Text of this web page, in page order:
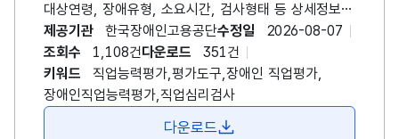
대상연령, 장애유형, 소요시간, 검사형태 등 상세정보
제공 * 온라인 직업심리검사: 오프라인(면대면)
형태로만 실시하던 검사를 시간과 공간의 제약 없이
활용할 수 있도록 온라인 형태로 구현한 검사입니다.
공단에서 개발한 직업심리검사 중 구직자 스스로
검사를 실시하고 결과를 확인할 수 있는 검사들을
제공기관 한국장애인고용공단수정일
2026-08-07
조회수
1,108건다운로드
351건
키워드
직업능력평가,평가도구,장애인 직업평가,
장애인직업능력평가,직업심리검사
다운로드